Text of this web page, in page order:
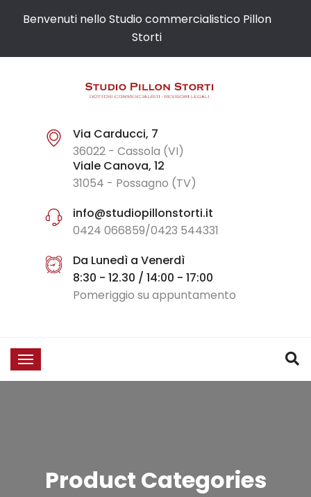
Benvenuti nello Studio commercialistico Pillon
Storti
Via Carducci, 7
36022 - Cassola (VI)
Viale Canova, 12
31054 - Possagno (TV)
info@studiopillonstorti.it
0424 066859/0423 544331
Da Lunedì a Venerdì
8:30 - 12.30 / 14:00 - 17:00
Pomeriggio su appuntamento
Product Categories